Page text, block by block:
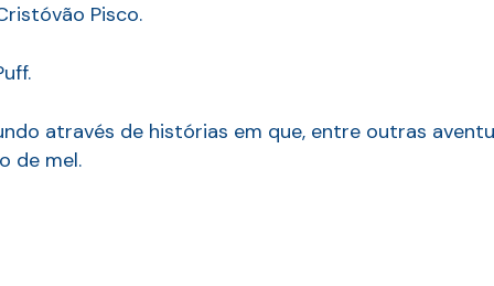
Pisco.
através de histórias em que, entre outras
de mel.